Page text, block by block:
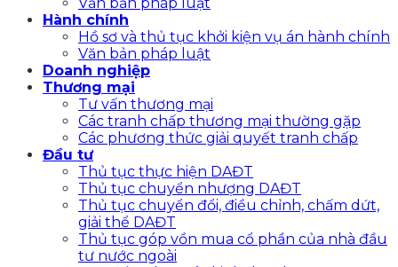
Hành chính
Hồ sơ và thủ tục khởi kiện vụ án hành chính
Văn bản pháp luật
Doanh nghiệp
Thương mại
Tư vấn thương mại
Các tranh chấp thương mại thường gặp
Các phương thức giải quyết tranh chấp
Đầu tư
Thủ tục thực hiện DAĐT
Thủ tục chuyển nhượng DAĐT
Thủ tục chuyển đổi, điều chỉnh, chấm dứt,
giải thể DAĐT
Thủ tục góp vồn mua cổ phần của nhà đầu
tư nước ngoài